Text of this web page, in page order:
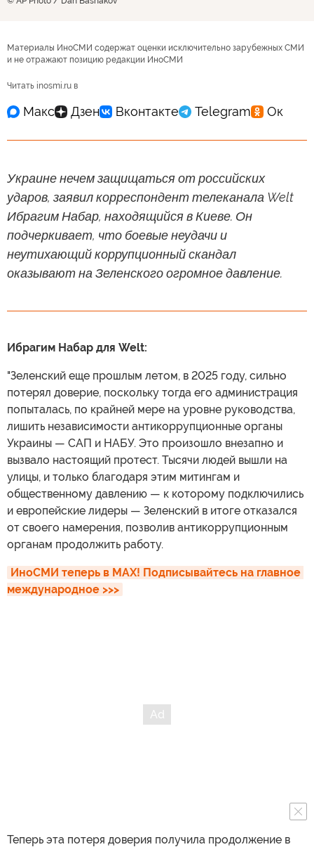
Материалы ИноСМИ содержат оценки исключительно зарубежных СМИ
и не отражают позицию редакции ИноСМИ
Читать inosmi.ru в
Украине нечем защищаться от российских
ударов, заявил корреспондент телеканала Welt
Ибрагим Набар, находящийся в Киеве. Он
подчеркивает, что боевые неудачи и
неутихающий коррупционный скандал
оказывают на Зеленского огромное давление.
Ибрагим Набар для Welt:
"Зеленский еще прошлым летом, в 2025 году, сильно
потерял доверие, поскольку тогда его администрация
попыталась, по крайней мере на уровне руководства,
лишить независимости антикоррупционные органы
Украины — САП и НАБУ. Это произошло внезапно и
вызвало настоящий протест. Тысячи людей вышли на
улицы, и только благодаря этим митингам и
общественному давлению — к которому подключились
и европейские лидеры — Зеленский в итоге отказался
от своего намерения, позволив антикоррупционным
органам продолжить работу.
ИноСМИ теперь в MAX! Подписывайтесь на главное
международное >>>
Теперь эта потеря доверия получила продолжение в